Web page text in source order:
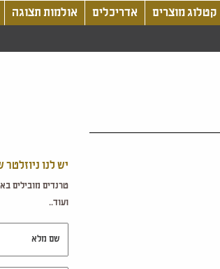
קטלוג מוצרים אדריכלים אולמות תצוגה
יש לנו
טרנדים מובילים
ועוד..